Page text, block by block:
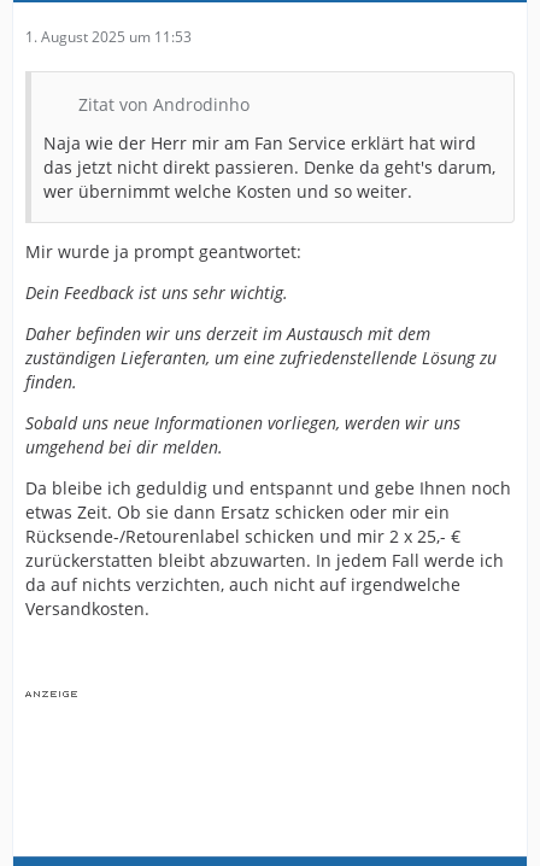
1. August 2025 um 11:53
Zitat von Androdinho
Naja wie der Herr mir am Fan Service erklärt hat wird
das jetzt nicht direkt passieren. Denke da geht's darum,
wer übernimmt welche Kosten und so weiter.
Mir wurde ja prompt geantwortet:
Dein Feedback ist uns sehr wichtig.
Daher befinden wir uns derzeit im Austausch mit dem
zuständigen Lieferanten, um eine zufriedenstellende Lösung zu
finden.
Sobald uns neue Informationen vorliegen, werden wir uns
umgehend bei dir melden.
Da bleibe ich geduldig und entspannt und gebe Ihnen noch
etwas Zeit. Ob sie dann Ersatz schicken oder mir ein
Rücksende-/Retourenlabel schicken und mir 2 x 25,- €
zurückerstatten bleibt abzuwarten. In jedem Fall werde ich
da auf nichts verzichten, auch nicht auf irgendwelche
Versandkosten.